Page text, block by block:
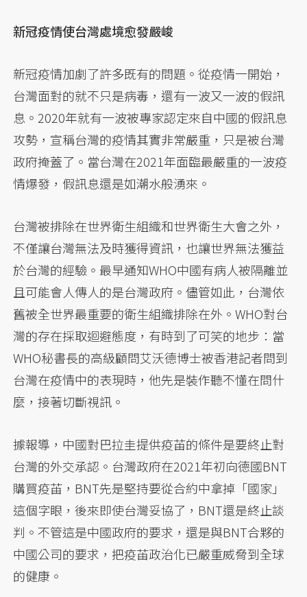
新冠疫情使台灣處境愈發嚴峻
新冠疫情加劇了許多既有的問題。從疫情一開始，
台灣面對的就不只是病毒，還有一波又一波的假訊
息。2020年就有一波被專家認定來自中國的假訊息
攻勢，宣稱台灣的疫情其實非常嚴重，只是被台灣
政府掩蓋了。當台灣在2021年面臨最嚴重的一波疫
情爆發，假訊息還是如潮水般湧來。
台灣被排除在世界衛生組織和世界衛生大會之外，
不僅讓台灣無法及時獲得資訊，也讓世界無法獲益
於台灣的經驗。最早通知WHO中國有病人被隔離並
且可能會人傳人的是台灣政府。儘管如此，台灣依
舊被全世界最重要的衛生組織排除在外。WHO對台
灣的存在採取迴避態度，有時到了可笑的地步：當
WHO秘書長的高級顧問艾沃德博士被香港記者問到
台灣在疫情中的表現時，他先是裝作聽不懂在問什
麼，接著切斷視訊。
據報導，中國對巴拉圭提供疫苖的條件是要終止對
台灣的外交承認。台灣政府在2021年初向德國BNT
購買疫苖，BNT先是堅持要從合約中拿掉「國家」
這個字眼，後來即使台灣妥協了，BNT還是終止談
判。不管這是中國政府的要求，還是與BNT合夥的
中國公司的要求，把疫苖政治化已嚴重威脅到全球
的健康。